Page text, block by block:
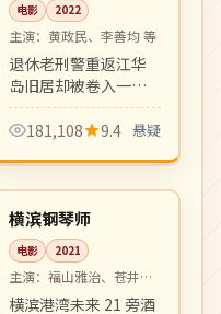
电影 2022
主演： 黄政民、李善均 等
退休老刑警重返江华
岛旧居却被卷入一桩
30 年前未结悬案。岛
屿封闭氛围、宗教邪
结合，韩国推理片新
高度。
181,108 9.4 悬疑
日本
高分 99:44
横滨钢琴师
电影 2021
主演： 福山雅治、苍井优
等
横滨港湾未来 21 旁酒